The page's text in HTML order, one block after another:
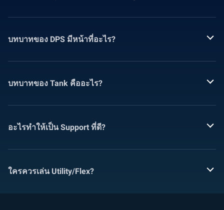
บทบาทของ DPS มีหน้าที่อะไร?
บทบาทของ Tank คืออะไร?
อะไรทำให้เป็น Support ที่ดี?
ใครควรเล่น Utility/Flex?